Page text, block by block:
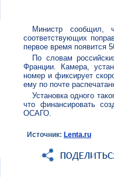
Министр сообщил,
соответствующих
первое время появится
По словам
Франции. Камера,
номер и фиксирует
ему по почте
Установка одного
что финансировать
ОСАГО.
Источник:Lenta.ru